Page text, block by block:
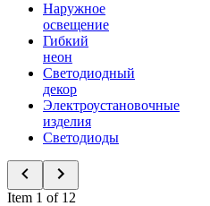
Наружное
освещение
Гибкий
неон
Светодиодный
декор
Электроустановочные
изделия
Светодиоды
Item 1 of 12